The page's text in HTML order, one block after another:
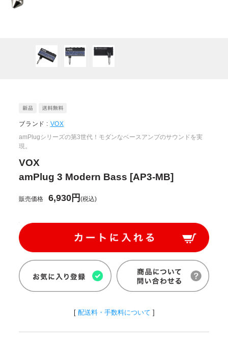
ブランド : VOX
amPlugシリーズの第3世代！モダンなベースアンプのサウンドを実
現。
VOX
amPlug 3 Modern Bass [AP3-MB]
販売価格 6,930円(税込)
[ 配送料・手数料について ]